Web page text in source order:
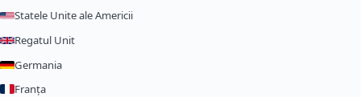
Statele Unite ale Americii
Regatul Unit
Germania
Franța